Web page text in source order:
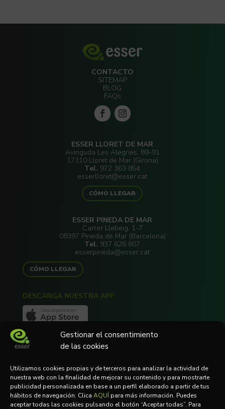
Gestionar el consentimiento
de las cookies
Utilizamos cookies propias y de terceros para analizar la actividad de
nuestra web con la finalidad de mejorar su contenido y para mostrarte
publicidad personalizada en base a un perfil elaborado a partir de tus
hábitos de navegación. Clica AQUÍ para más información. Puedes
aceptar todas las cookies pulsando el botón “Aceptar todas”. Para
CONTACTO
SITEMAP
BLOG
FAQs
ESSER LLORET DE MAR
Avinguda Les Alegries, 89-91
17310 Lloret de Mar (Girona)
Tel. 972 363 854
esserlloret@esser.cat
CÓMO LLEGAR
ESSER PINEDA DE MAR
Carrer Llebeig, 1-7
08397 Pineda de Mar (Barcelona)
Tel. 937 626 807
esserpineda@esser.cat
CÓMO LLEGAR
DESCARGA NUESTRA APP
NEWSLETTER
Suscríbete a nuestra Newsletter